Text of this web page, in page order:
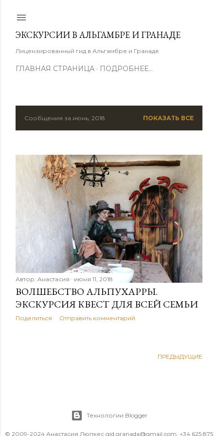
ЭКСКУРСИИ В АЛЬГАМБРЕ И ГРАНАДЕ
Лицензированный гид в Альгамбре и Гранаде
ГЛАВНАЯ СТРАНИЦА ПОДРОБНЕЕ…
С
о
б
щ
е
н
я
Сообщения за июнь, 2018 ПОКАЗАТЬ ВСЕ
Автор: Анастасия июня 11, 2018
ВОЛШЕБСТВО АЛЬПУХАРРЫ.
ЭКСКУРСИЯ КВЕСТ ДЛЯ ВСЕЙ СЕМЬИ
Поделиться Отправить комментарий
ПРЕДЫДУЩИЕ
Технологии Blogger
© 2009-2024 Анастасия Люпкес gid.granada@gmail.com, +34 625 875